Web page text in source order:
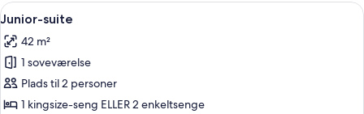
Indlæs
alle
billeder
af
Junior-
suite
Et hotelværelse med en seng, en
7
Junior-suite
42 m²
1 soveværelse
Plads til 2 personer
1 kingsize-seng ELLER 2 enkeltsenge